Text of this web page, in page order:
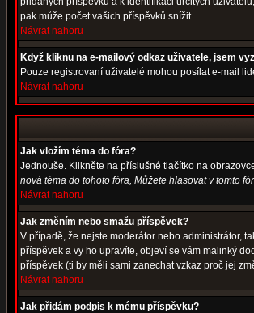
pak může počet vašich příspěvků snížit.
Návrat nahoru
Když kliknu na e-mailový odkaz uživatele, jsem
Pouze registrovaní uživatelé mohou posílat e-mail
Návrat nahoru
Jak vložím téma do fóra?
Jednouše. Klikněte na příslušné tlačítko na
nová téma do tohoto fóra, Můžete hlasovat v tomto
Návrat nahoru
Jak změním nebo smažu příspěvek?
V případě, že nejste moderátor nebo administrátor,
příspěvek a vy ho upravíte, objeví se vám malinký
příspěvek (ti by měli sami zanechat vzkaz proč jej
Návrat nahoru
Jak přidám podpis k mému příspěvku?